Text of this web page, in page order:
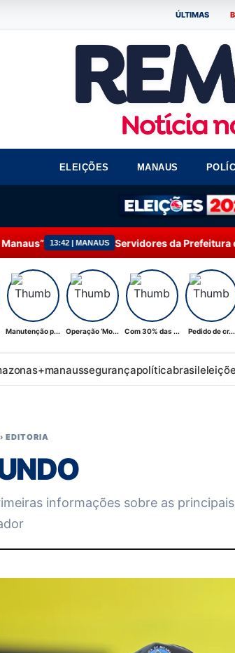
ÚLTIMAS
ELEIÇÕES MANAUS
Servidores da Prefeitura de Manaus
Manutenção p... Operação ‘Mo... Com 30% das ... Pedido de cr...
manaussegurançapolíticabrasil
› EDITORIA
informações sobre as